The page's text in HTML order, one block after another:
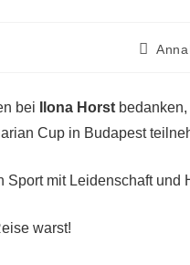
bei Ilona Horst
Cup in Budapest
Sport mit Leidenschaft und
warst!